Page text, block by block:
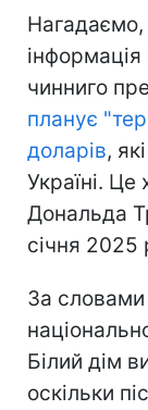
чинниго
планує
доларів,
Україні. Це
Дональда
січня 2025
За словами
Білий дім
оскільки